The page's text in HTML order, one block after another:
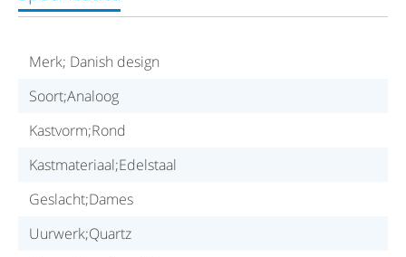
Merk; Danish design
Soort;Analoog
Kastvorm;Rond
Kastmateriaal;Edelstaal
Geslacht;Dames
Uurwerk;Quartz